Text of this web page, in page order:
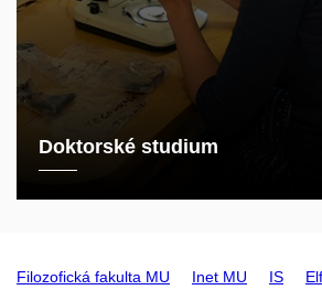
Doktorské studium
Filozofická fakulta MU Inet MU IS Elf